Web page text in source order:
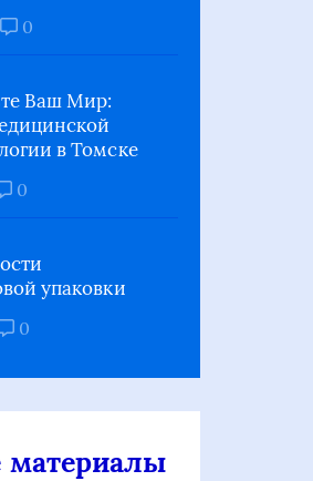
0
Ваш Мир:
в Томске
0
упаковки
0
материалы